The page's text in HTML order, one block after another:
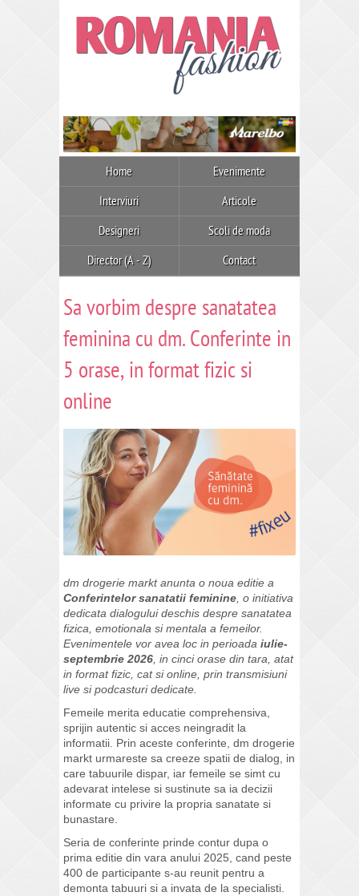
Home Evenimente
Interviuri Articole
Designeri Scoli de moda
Director (A - Z) Contact
Sa vorbim despre sanatatea
feminina cu dm. Conferinte in
5 orase, in format fizic si
online
dm drogerie markt anunta o noua editie a
Conferintelor sanatatii feminine , o initiativa
dedicata dialogului deschis despre sanatatea
fizica, emotionala si mentala a femeilor.
Evenimentele vor avea loc in perioada iulie-
septembrie 2026 , in cinci orase din tara, atat
in format fizic, cat si online, prin transmisiuni
live si podcasturi dedicate.
Femeile merita educatie comprehensiva,
sprijin autentic si acces neingradit la
informatii. Prin aceste conferinte, dm drogerie
markt urmareste sa creeze spatii de dialog, in
care tabuurile dispar, iar femeile se simt cu
adevarat intelese si sustinute sa ia decizii
informate cu privire la propria sanatate si
bunastare.
Seria de conferinte prinde contur dupa o
prima editie din vara anului 2025, cand peste
400 de participante s-au reunit pentru a
demonta tabuuri si a invata de la specialisti.